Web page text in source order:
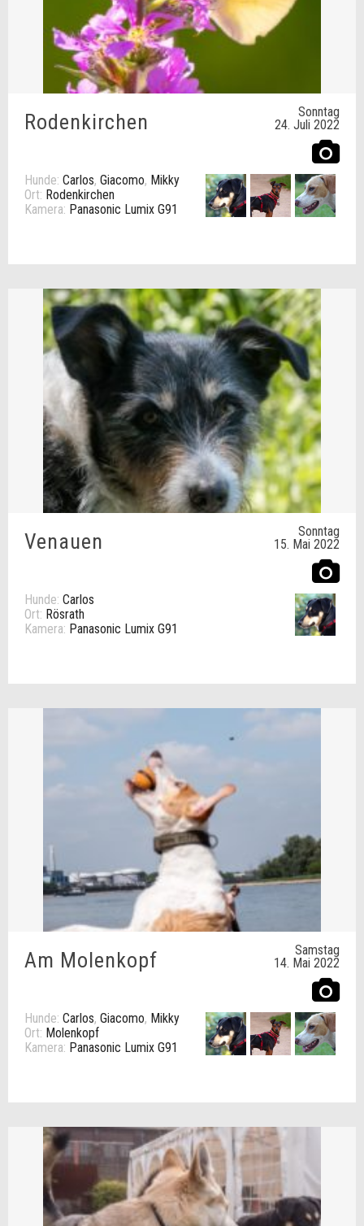
Sonntag
24. Juli 2022
Rodenkirchen
Hunde: Carlos, Giacomo, Mikky
Ort: Rodenkirchen
Kamera: Panasonic Lumix G91
Sonntag
15. Mai 2022
Venauen
Hunde: Carlos
Ort: Rösrath
Kamera: Panasonic Lumix G91
Samstag
14. Mai 2022
Am Molenkopf
Hunde: Carlos, Giacomo, Mikky
Ort: Molenkopf
Kamera: Panasonic Lumix G91